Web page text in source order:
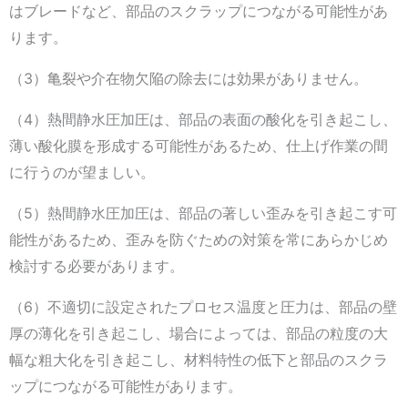
はブレードなど、部品のスクラップにつながる可能性があ
ります。
（3）亀裂や介在物欠陥の除去には効果がありません。
（4）熱間静水圧加圧は、部品の表面の酸化を引き起こし、
薄い酸化膜を形成する可能性があるため、仕上げ作業の間
に行うのが望ましい。
（5）熱間静水圧加圧は、部品の著しい歪みを引き起こす可
能性があるため、歪みを防ぐための対策を常にあらかじめ
検討する必要があります。
（6）不適切に設定されたプロセス温度と圧力は、部品の壁
厚の薄化を引き起こし、場合によっては、部品の粒度の大
幅な粗大化を引き起こし、材料特性の低下と部品のスクラ
ップにつながる可能性があります。